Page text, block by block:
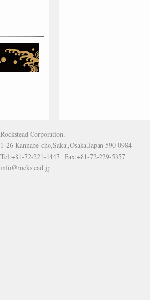
Rockstead Corporation.
1-26 Kannabe-cho,Sakai,Osaka,Japan 590-0984
Tel:+81-72-221-1447 Fax:+81-72-229-5357
info@rockstead.jp